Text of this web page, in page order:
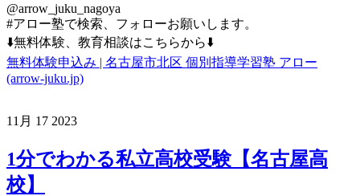
@arrow_juku_nagoya
#アロー塾で検索、フォローお願いします。
⬇️無料体験、教育相談はこちらから⬇️
無料体験申込み | 名古屋市北区 個別指導学習塾 アロー
(arrow-juku.jp)
11月 17 2023
1分でわかる私立高校受験【名古屋高
校】